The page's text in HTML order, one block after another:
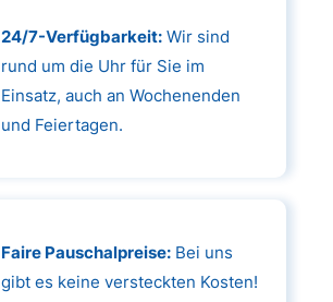
24/7-Verfügbarkeit:Wir sind
rund um die Uhr für Sie im
Einsatz, auch an Wochenenden
und Feiertagen.
Faire Pauschalpreise:Bei uns
gibt es keine versteckten Kosten!